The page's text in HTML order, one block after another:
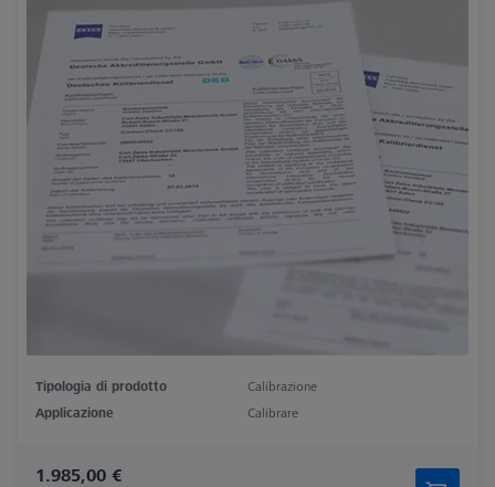
Tipologia di prodotto
Calibrazione
Applicazione
Calibrare
1.985,00 €